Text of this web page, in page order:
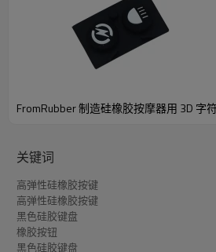
1.行业应用
我们的产品旨在满足多个关键行
FromRubber 制造硅橡胶按摩器用 3D 字
关键词
高弹性硅橡胶按键
高弹性硅橡胶按键
黑色硅胶键盘
橡胶按钮
黑色硅胶键盘